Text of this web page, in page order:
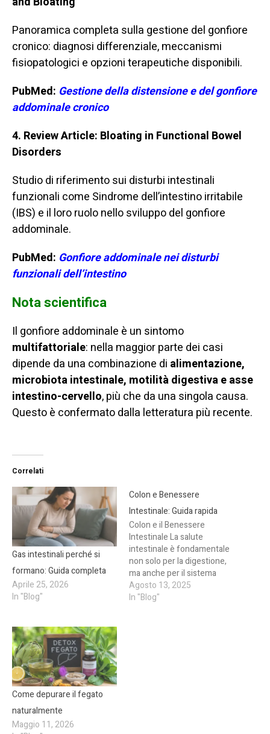
Panoramica completa sulla gestione del gonfiore
cronico: diagnosi differenziale, meccanismi
fisiopatologici e opzioni terapeutiche disponibili.
PubMed: Gestione della distensione e del gonfiore
addominale cronico
4. Review Article: Bloating in Functional Bowel
Disorders
Studio di riferimento sui disturbi intestinali
funzionali come Sindrome dell’intestino irritabile
(IBS) e il loro ruolo nello sviluppo del gonfiore
addominale.
PubMed: Gonfiore addominale nei disturbi
funzionali dell’intestino
Nota scientifica
Il gonfiore addominale è un sintomo
multifattoriale: nella maggior parte dei casi
dipende da una combinazione di alimentazione,
microbiota intestinale, motilità digestiva e asse
intestino-cervello, più che da una singola causa.
Questo è confermato dalla letteratura più recente.
Correlati
Gas intestinali perché si
formano: Guida completa
Aprile 25, 2026
In "Blog"
Colon e Benessere
Intestinale: Guida rapida
Colon e il Benessere
Intestinale La salute
intestinale è fondamentale
non solo per la digestione,
ma anche per il sistema
immunitario, il metabolismo
e l’equilibrio del microbiota.
Agosto 13, 2025
In "Blog"
Come depurare il fegato
naturalmente
Maggio 11, 2026